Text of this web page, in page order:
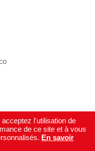
l'utilisation de
de ce site et à vous
En savoir